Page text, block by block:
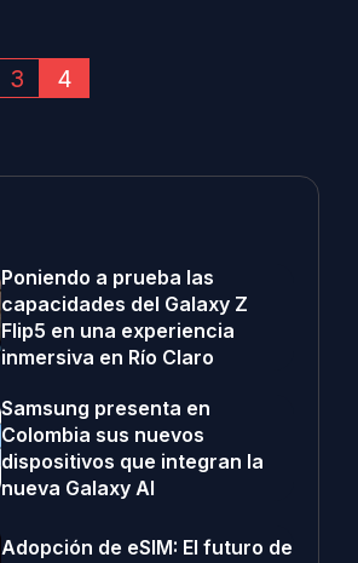
3 4
Poniendo a prueba las
capacidades del Galaxy Z
Flip5 en una experiencia
inmersiva en Río Claro
Samsung presenta en
Colombia sus nuevos
dispositivos que integran la
nueva Galaxy AI
Adopción de eSIM: El futuro de